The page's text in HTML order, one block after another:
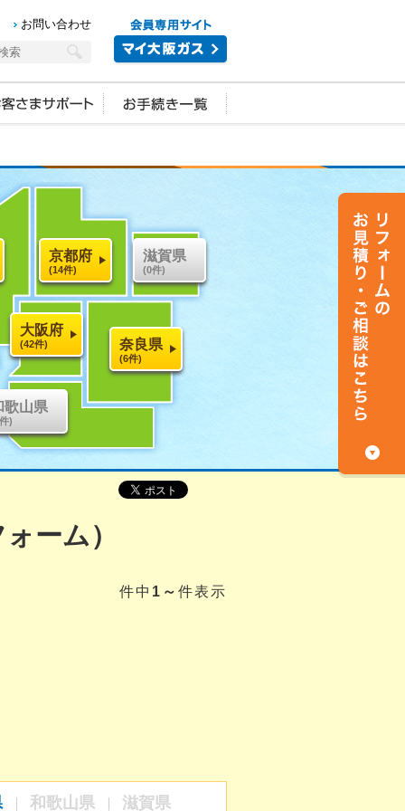
お問い合わせ
京都府
(14件)
滋賀県
(0件)
大阪府
(42件) 奈良県
(6件)
歌山県
)
ーム）
件中 1～ 件表示
和歌山県 滋賀県